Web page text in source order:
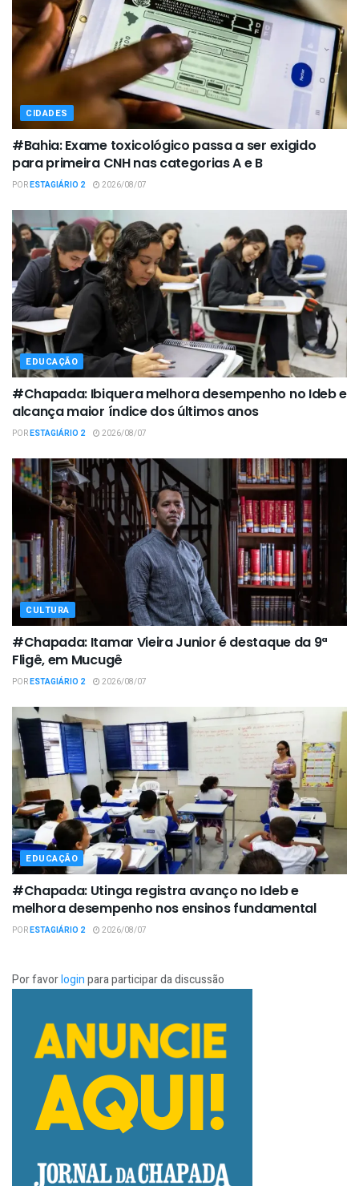
CIDADES
#Bahia: Exame toxicológico passa a ser exigido
para primeira CNH nas categorias A e B
PORESTAGIÁRIO 2 2026/08/07
EDUCAÇÃO
#Chapada: Ibiquera melhora desempenho no Ideb e
alcança maior índice dos últimos anos
PORESTAGIÁRIO 2 2026/08/07
CULTURA
#Chapada: Itamar Vieira Junior é destaque da 9ª
Fligê, em Mucugê
PORESTAGIÁRIO 2 2026/08/07
EDUCAÇÃO
#Chapada: Utinga registra avanço no Ideb e
melhora desempenho nos ensinos fundamental
PORESTAGIÁRIO 2 2026/08/07
Por favorloginpara participar da discussão